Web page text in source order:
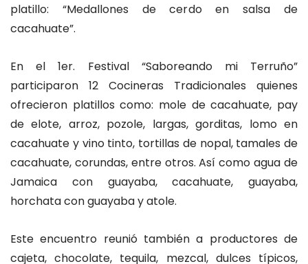
platillo: “Medallones de cerdo en salsa de
cacahuate”.
En el 1er. Festival “Saboreando mi Terruño”
participaron 12 Cocineras Tradicionales quienes
ofrecieron platillos como: mole de cacahuate, pay
de elote, arroz, pozole, largas, gorditas, lomo en
cacahuate y vino tinto, tortillas de nopal, tamales de
cacahuate, corundas, entre otros. Así como agua de
Jamaica con guayaba, cacahuate, guayaba,
horchata con guayaba y atole.
Este encuentro reunió también a productores de
cajeta, chocolate, tequila, mezcal, dulces típicos,